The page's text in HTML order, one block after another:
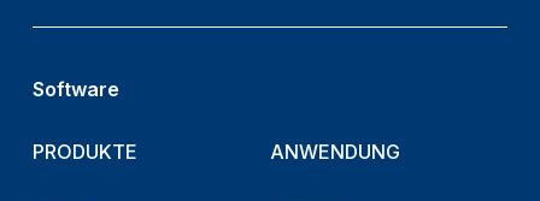
Software
PRODUKTE ANWENDUNG